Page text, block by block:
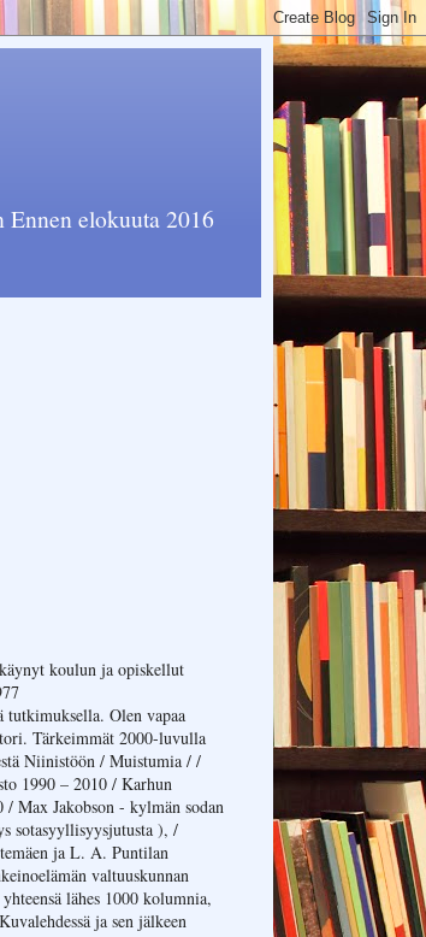
elokuuta 2016
koulun ja opiskellut
tutkimuksella. Olen vapaa
Tärkeimmät 2000-luvulla
Niinistöön / Muistumia / /
1990 – 2010 / Karhun
Max Jakobson - kylmän sodan
sotasyyllisyysjutusta ), /
ja L. A. Puntilan
valtuuskunnan
lähes 1000 kolumnia,
ja sen jälkeen